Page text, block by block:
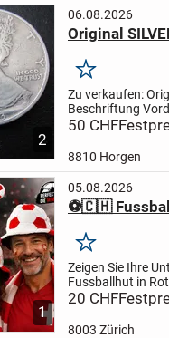
2
06.08.2026
Original
Merken
Zu verkaufen:
Beschriftung
Rückseite:
50 CHF
8810 Horgen
1
05.08.2026
⚽🇨🇭
Merken
Zeigen Sie Ihre
Fussballhut in
macht den Hut
20 CHF
8003 Zürich